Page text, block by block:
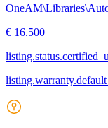
€ 16.500